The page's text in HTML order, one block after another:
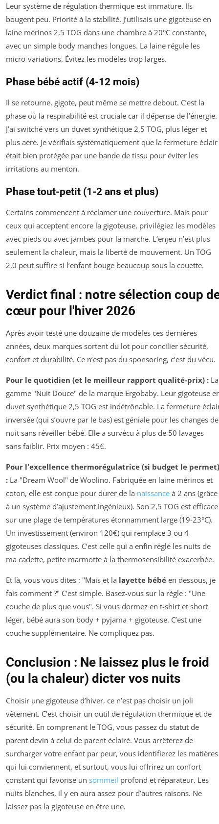
Leur système de régulation thermique est immature. Ils
bougent peu. Priorité à la stabilité. J’utilisais une gigoteuse en
laine mérinos 2,5 TOG dans une chambre à 20°C constante,
avec un simple body manches longues. La laine régule les
micro-variations. Évitez les modèles trop larges.
Phase bébé actif (4-12 mois)
Il se retourne, gigote, peut même se mettre debout. C’est la
phase où la respirabilité est cruciale car il dépense de l’énergie.
J’ai switché vers un duvet synthétique 2,5 TOG, plus léger et
plus aéré. Je vérifiais systématiquement que la fermeture éclair
était bien protégée par une bande de tissu pour éviter les
irritations au menton.
Phase tout-petit (1-2 ans et plus)
Certains commencent à réclamer une couverture. Mais pour
ceux qui acceptent encore la gigoteuse, privilégiez les modèles
avec pieds ou avec jambes pour la marche. L’enjeu n’est plus
seulement la chaleur, mais la liberté de mouvement. Un TOG
2,0 peut suffire si l’enfant bouge beaucoup sous la couette.
Verdict final : notre sélection coup
cœur pour l'hiver 2026
Après avoir testé une douzaine de modèles ces dernières
années, deux marques sortent du lot pour concilier sécurité,
confort et durabilité. Ce n’est pas du sponsoring, c’est du vécu.
Pour le quotidien (et le meilleur rapport qualité-prix) : La
gamme "Nuit Douce" de la marque Ergobaby. Leur gigoteuse
duvet synthétique 2,5 TOG est indétrônable. La fermeture
inversée (qui s’ouvre par le bas) est géniale pour les changes de
nuit sans réveiller bébé. Elle a survécu à plus de 50 lavages
sans faiblir. Prix moyen : 45€.
Pour l'excellence thermorégulatrice (si budget le permet)
: La "Dream Wool" de Woolino. Fabriquée en laine mérinos et
coton, elle est conçue pour durer de la naissance à 2 ans (grâce
à un système d’ajustement ingénieux). Son 2,5 TOG est efficace
sur une plage de températures étonnamment large (19-23°C).
Un investissement (environ 120€) qui remplace 3 ou 4
gigoteuses classiques. C’est celle qui a enfin réglé les nuits de
ma cadette, petite marmotte à la thermosensibilité exacerbée.
Et là, vous vous dites : "Mais et la layette bébé en dessous, je
fais comment ?" C’est simple. Basez-vous sur la règle : "Une
couche de plus que vous". Si vous dormez en t-shirt et short
léger, bébé aura son body + pyjama + gigoteuse. C’est une
couche supplémentaire. Ne compliquez pas.
Conclusion : Ne laissez plus le froid
(ou la chaleur) dicter vos nuits
Choisir une gigoteuse d’hiver, ce n’est pas choisir un joli
vêtement. C’est choisir un outil de régulation thermique et de
sécurité. En comprenant le TOG, vous passez du statut de
parent devin à celui de parent éclairé. Vous arrêterez de
surcharger votre enfant par peur, vous identifierez les matières
qui lui conviennent, et surtout, vous lui offrirez un confort
constant qui favorise un sommeil profond et réparateur. Les
nuits blanches, il y en aura assez pour d’autres raisons. Ne
laissez pas la gigoteuse en être une.